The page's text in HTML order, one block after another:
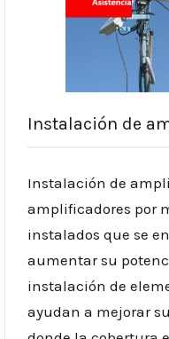
Instalación de
Instalación de
amplificadores por
instalados que se
aumentar su
instalación de
ayudan a mejorar